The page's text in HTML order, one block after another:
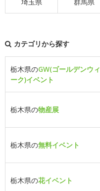
カテゴリから探す
栃木県のGW(ゴールデンウィ
ーク)イベント
栃木県の物産展
栃木県の無料イベント
栃木県の花イベント